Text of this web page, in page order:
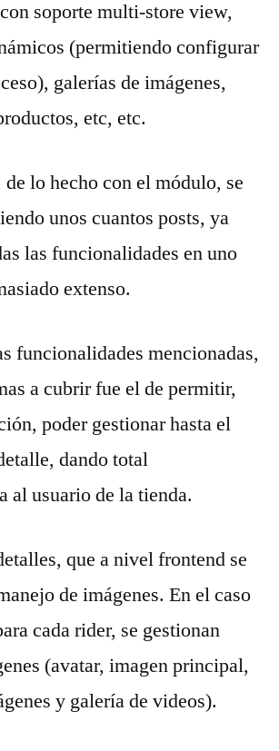
soporte multi-store view,
(permitiendo configurar
galerías de imágenes,
etc, etc.
de lo hecho con el módulo, se
unos cuantos posts, ya
las funcionalidades en uno
extenso.
funcionalidades mencionadas,
a cubrir fue el de permitir,
poder gestionar hasta el
dando total
al usuario de la tienda.
que a nivel frontend se
de imágenes. En el caso
cada rider, se gestionan
(avatar, imagen principal,
y galería de videos).